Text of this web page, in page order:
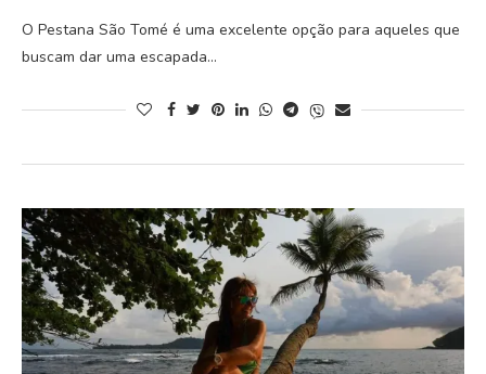
O Pestana São Tomé é uma excelente opção para aqueles que
buscam dar uma escapada…